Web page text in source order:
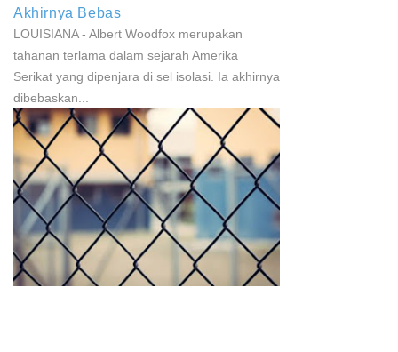
Akhirnya Bebas
LOUISIANA - Albert Woodfox merupakan
tahanan terlama dalam sejarah Amerika
Serikat yang dipenjara di sel isolasi. Ia akhirnya
dibebaskan...